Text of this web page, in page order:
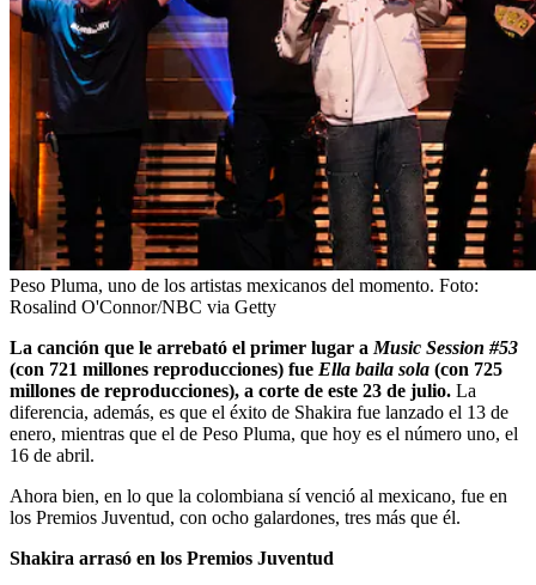
Peso Pluma, uno de los artistas mexicanos del momento. Foto:
Rosalind O'Connor/NBC via Getty
La canción que le arrebató el primer lugar a Music Session #53
(con 721 millones reproducciones) fue Ella baila sola (con 725
millones de reproducciones), a corte de este 23 de julio. La
diferencia, además, es que el éxito de Shakira fue lanzado el 13 de
enero, mientras que el de Peso Pluma, que hoy es el número uno, el
16 de abril.
Ahora bien, en lo que la colombiana sí venció al mexicano, fue en
los Premios Juventud, con ocho galardones, tres más que él.
Shakira arrasó en los Premios Juventud